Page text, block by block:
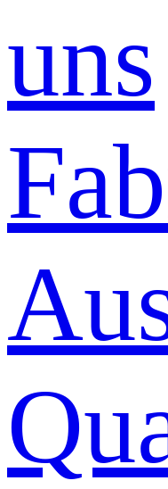
uns